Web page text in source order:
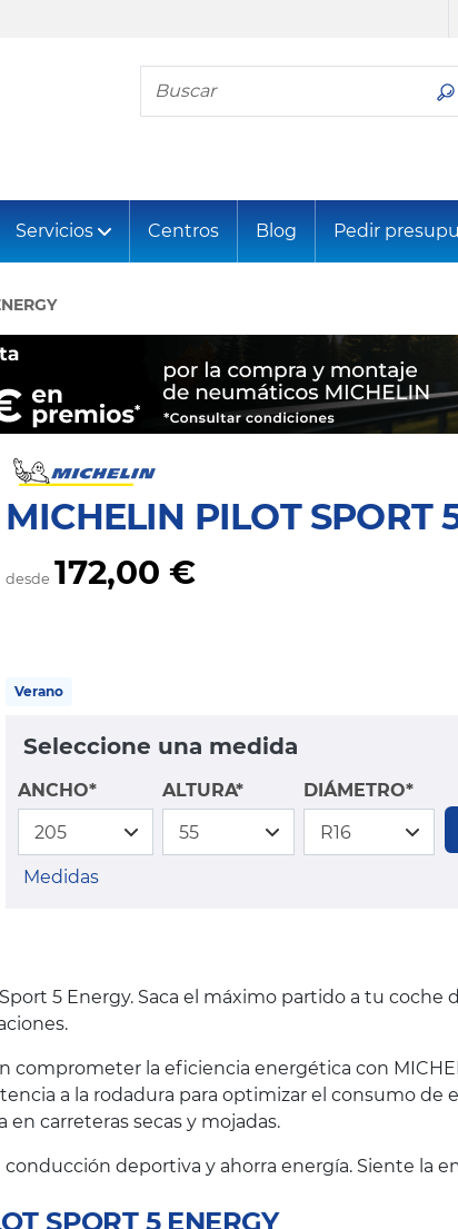
Busca tu neumático
Servicios Centros Blog Pedir
MICHELIN PILOT SPORT
desde 172,00 €
Verano
Seleccione una medida
ANCHO* ALTURA*
DIÁMETRO*
Medidas
5 Energy. Saca el máximo partido a tu
la eficiencia energética con
a la rodadura para optimizar el consumo de
carreteras secas y mojadas.
deportiva y ahorra energía. Siente la
SPORT 5 ENERGY